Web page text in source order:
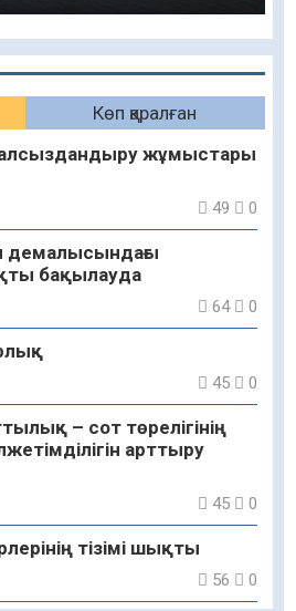
Көп қаралған
жұмыстары
49 0
демалысындағы
бақылауда
64 0
45 0
– сот төрелігінің
арттыру
45 0
тізімі шықты
56 0